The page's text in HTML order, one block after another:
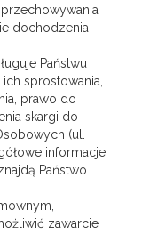
dochodzenia
Państwu
sprostowania,
prawo do
skargi do
(ul.
informacje
Państwo
zawarcie